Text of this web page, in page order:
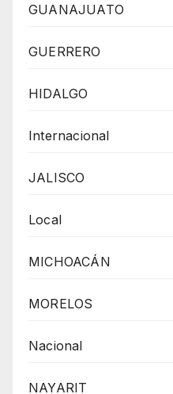
GUANAJUATO
GUERRERO
HIDALGO
Internacional
JALISCO
Local
MICHOACÁN
MORELOS
Nacional
NAYARIT